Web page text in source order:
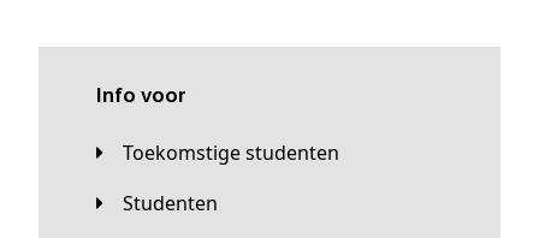
Info voor
Toekomstige studenten
Studenten